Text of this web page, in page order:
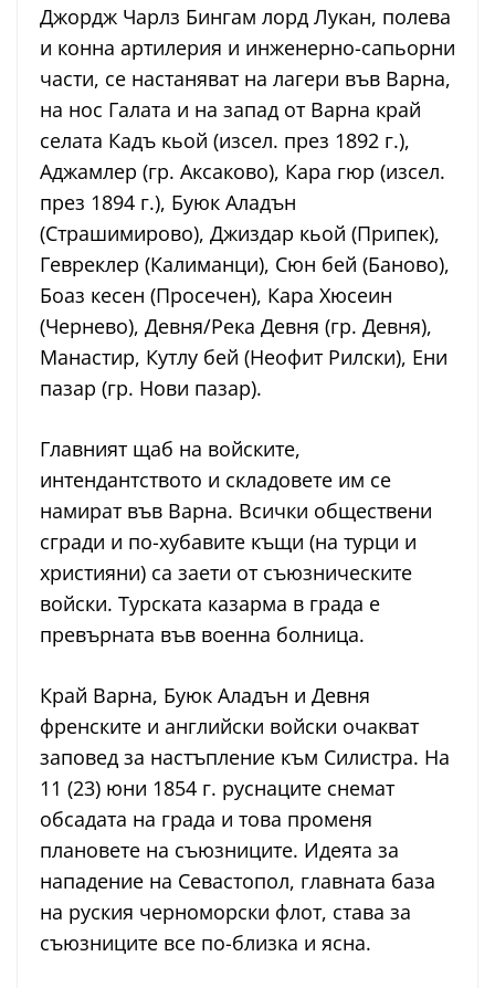
Джордж Чарлз Бингам лорд Лукан, полева
и конна артилерия и инженерно-сапьорни
части, се настаняват на лагери във Варна,
на нос Галата и на запад от Варна край
селата Кадъ кьой (изсел. през 1892 г.),
Аджамлер (гр. Аксаково), Кара гюр (изсел.
през 1894 г.), Буюк Аладън
(Страшимирово), Джиздар кьой (Припек),
Гевреклер (Калиманци), Сюн бей (Баново),
Боаз кесен (Просечен), Кара Хюсеин
(Чернево), Девня/Река Девня (гр. Девня),
Манастир, Кутлу бей (Неофит Рилски), Ени
пазар (гр. Нови пазар).
Главният щаб на войските,
интендантството и складовете им се
намират във Варна. Всички обществени
сгради и по-хубавите къщи (на турци и
християни) са заети от съюзническите
войски. Турската казарма в града е
превърната във военна болница.
Край Варна, Буюк Аладън и Девня
френските и английски войски очакват
заповед за настъпление към Силистра. На
11 (23) юни 1854 г. руснаците снемат
обсадата на града и това променя
плановете на съюзниците. Идеята за
нападение на Севастопол, главната база
на руския черноморски флот, става за
съюзниците все по-близка и ясна.